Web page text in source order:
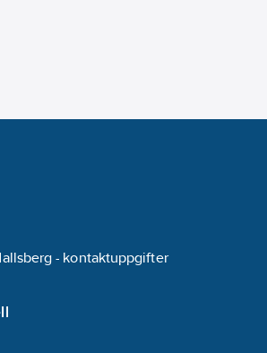
- kontaktuppgifter